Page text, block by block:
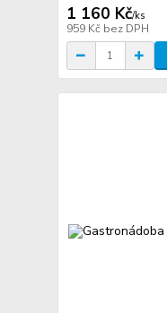
1 160 Kč/ks
959 Kč bez DPH